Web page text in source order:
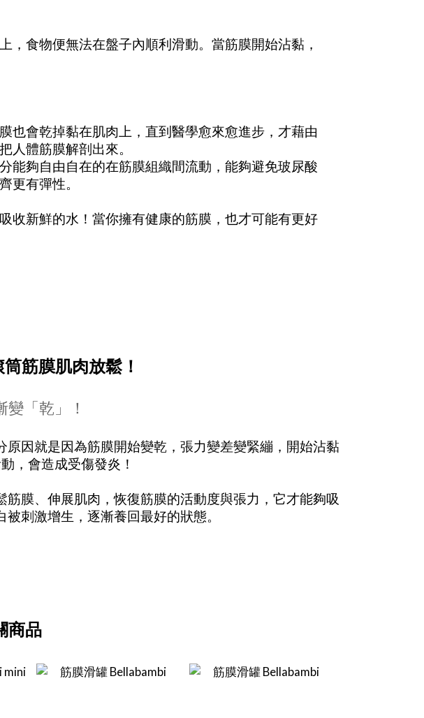
食物便無法在盤子內順利滑動。當筋膜開始沾黏，
也會乾掉黏在肌肉上，直到醫學愈來愈進步，才藉由
人體筋膜解剖出來。
能夠自由自在的在筋膜組織間流動，能夠避免玻尿酸
更有彈性。
收新鮮的水！當你擁有健康的筋膜，也才可能有更好
筋膜肌肉放鬆！
「乾」！
因就是因為筋膜開始變乾，張力變差變緊繃，開始沾黏
，會造成受傷發炎！
膜、伸展肌肉，恢復筋膜的活動度與張力，它才能夠吸
刺激增生，逐漸養回最好的狀態。
商品